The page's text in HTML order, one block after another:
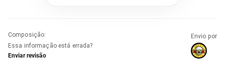
Composição:
Essa informação está errada?
Enviar revisão
Envio por